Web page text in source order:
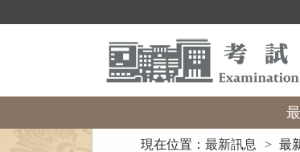
到
現在位置：最新訊息 最